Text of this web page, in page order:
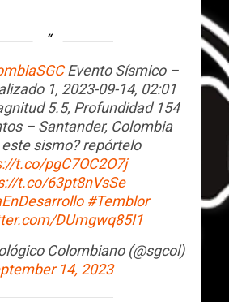
Evento Sísmico –
1, 2023-09-14, 02:01
5.5, Profundidad 154
– Santander, Colombia
sismo? repórtelo
t.co/pgC7OC2O7j
t.co/63pt8nVsSe
#Temblor
DUmgwq85I1
Colombiano (@sgcol)
14, 2023